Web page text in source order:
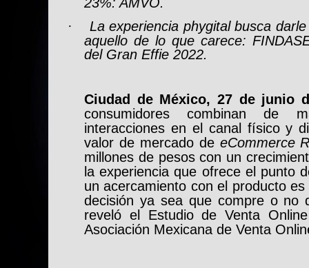
·
La experiencia phygital busca
aquello de lo que carece:
del Gran Effie 2022.
Ciudad de México, 27 de junio
consumidores combinan de
interacciones en el canal físico y
valor de mercado de eCommerce
millones de pesos con un
la experiencia que ofrece el punto
un acercamiento con el producto
decisión ya sea que compre o no
reveló el Estudio de Venta
Asociación Mexicana de Venta